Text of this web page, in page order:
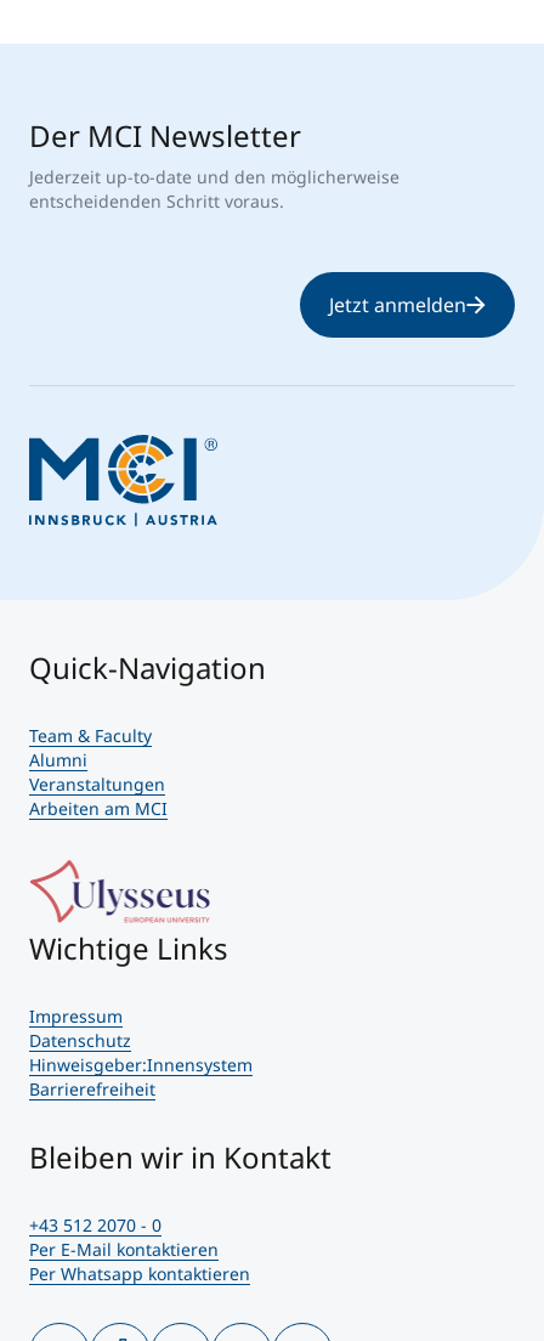
Der MCI Newsletter
Jederzeit up-to-date und den möglicherweise
entscheidenden Schritt voraus.
Jetzt anmelden
Quick-Navigation
Team & Faculty
Alumni
Veranstaltungen
Arbeiten am MCI
Wichtige Links
Impressum
Datenschutz
Hinweisgeber:Innensystem
Barrierefreiheit
Bleiben wir in Kontakt
+43 512 2070 - 0
Per E-Mail kontaktieren
Per Whatsapp kontaktieren